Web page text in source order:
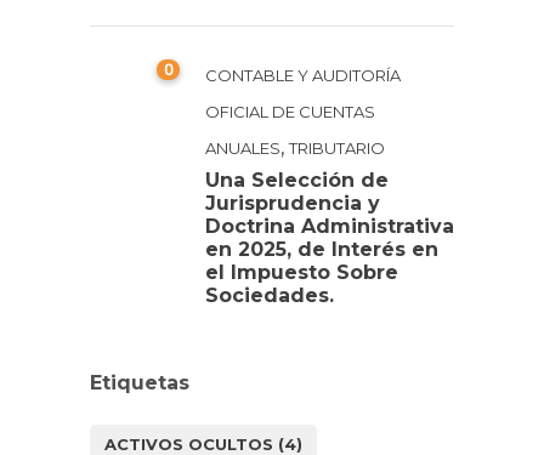
0
CONTABLE Y AUDITORÍA
OFICIAL DE CUENTAS
ANUALES,TRIBUTARIO
Una Selección de
Jurisprudencia y
Doctrina Administrativa
en 2025, de Interés en
el Impuesto Sobre
Sociedades.
Etiquetas
ACTIVOS OCULTOS (4)